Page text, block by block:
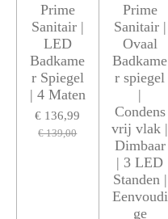
Prime
Sanitair |
LED
Badkame
r Spiegel
| 4 Maten
€ 136,99
€ 139,00
Prime
Sanitair |
Ovaal
Badkame
r spiegel
|
Condens
vrij vlak |
Dimbaar
| 3 LED
Standen |
Eenvoudi
ge